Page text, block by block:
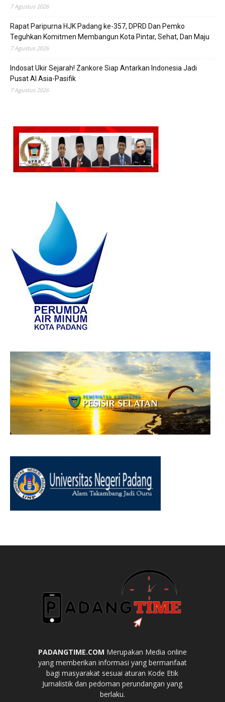
7 Agustus 2026
Rapat Paripurna HJK Padang ke-357, DPRD Dan Pemko
Teguhkan Komitmen Membangun Kota Pintar, Sehat, Dan Maju
7 Agustus 2026
Indosat Ukir Sejarah! Zankore Siap Antarkan Indonesia Jadi
Pusat AI Asia-Pasifik
7 Agustus 2026
PADANGTIME.COM Merupakan Media online
yang memberikan informasi yang bermanfaat
bagi masyarakat sesuai aturan Kode Etik
Jurnalistik dan pedoman perundangan yang
berlaku.